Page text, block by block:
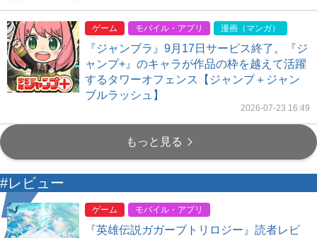
ゲーム モバイル・アプリ 漫画（マンガ）
『ジャンブラ』9月17日サービス終了。『ジ
ャンプ+』のキャラが作品の枠を越えて活躍
するタワーオフェンス【ジャンプ＋ジャン
ブルラッシュ】
2026-07-23 16:49
もっと見る
#レビュー
ゲーム モバイル・アプリ
『英雄伝説ガガーブトリロジー』読者レビ